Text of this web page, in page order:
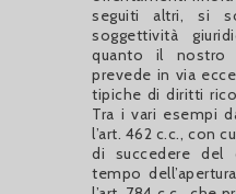
seguiti altri, si
soggettività
quanto il nostro
prevede in via
tipiche di diritti
Tra i vari esempi
l’art. 462 c.c., con
di succedere
tempo